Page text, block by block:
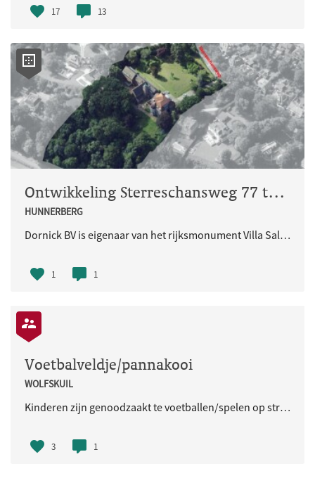
17 13
Ontwikkeling Sterreschansweg 77 te Nijmegen
HUNNERBERG
Dornick BV is eigenaar van het rijksmonument Villa Salatiga en het daaraan vast gebouwde kloostergebouw uit de jaren’50. Het deel uit de jaren '50 heeft geen monumentale waarde. Het initiatief bestaat uit het verwijderen van het aangebouwde kloostergebouw en de r
1 1
Voetbalveldje/pannakooi
WOLFSKUIL
Kinderen zijn genoodzaakt te voetballen/spelen op straat, waar regelmatig auto's rijden. Dit zorgt voor onveilige situaties en overlast bij buurtbewoner(s). Een pannakooi/voetbalveld zou ideaal zijn.
3 1